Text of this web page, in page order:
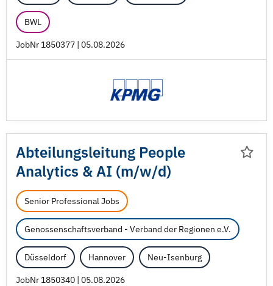
BWL
JobNr 1850377 | 05.08.2026
Abteilungsleitung People
Analytics & AI (m/w/d)
Senior Professional Jobs
Genossenschaftsverband - Verband der Regionen e.V.
Düsseldorf Hannover Neu-Isenburg
JobNr 1850340 | 05.08.2026